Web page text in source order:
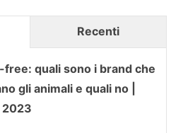
Recenti
quali sono i brand che
gli animali e quali no |
2023